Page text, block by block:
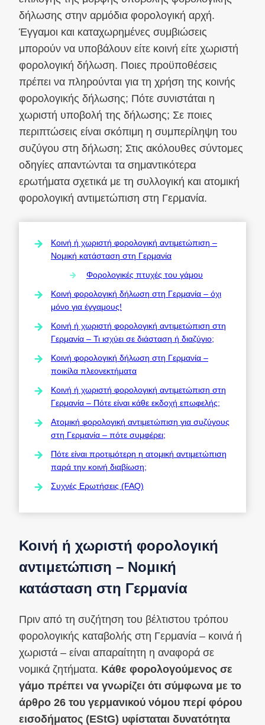
δήλωσης στην αρμόδια φορολογική αρχή.
Έγγαμοι και καταχωρημένες συμβιώσεις
μπορούν να υποβάλουν είτε κοινή είτε χωριστή
φορολογική δήλωση. Ποιες προϋποθέσεις
πρέπει να πληρούνται για τη χρήση της κοινής
φορολογικής δήλωσης; Πότε συνιστάται η
χωριστή υποβολή της δήλωσης; Σε ποιες
περιπτώσεις είναι σκόπιμη η συμπερίληψη του
συζύγου στη δήλωση; Στις ακόλουθες σύντομες
οδηγίες απαντώνται τα σημαντικότερα
ερωτήματα σχετικά με τη συλλογική και ατομική
φορολογική αντιμετώπιση στη Γερμανία.
Κοινή ή χωριστή φορολογική αντιμετώπιση –
Νομική κατάσταση στη Γερμανία
Φορολογικές πτυχές του γάμου
Κοινή φορολογική δήλωση στη Γερμανία – όχι
μόνο για έγγαμους!
Κοινή ή χωριστή φορολογική αντιμετώπιση στη
Γερμανία – Τι ισχύει σε διάσταση ή διαζύγιο;
Κοινή φορολογική δήλωση στη Γερμανία –
ποικίλα πλεονεκτήματα
Κοινή ή χωριστή φορολογική αντιμετώπιση στη
Γερμανία – Πότε είναι κάθε εκδοχή επωφελής;
Ατομική φορολογική αντιμετώπιση για συζύγους
στη Γερμανία – πότε συμφέρει;
Πότε είναι προτιμότερη η ατομική αντιμετώπιση
παρά την κοινή διαβίωση;
Συχνές Ερωτήσεις (FAQ)
Κοινή ή χωριστή φορολογική
αντιμετώπιση – Νομική
κατάσταση στη Γερμανία
Πριν από τη συζήτηση του βέλτιστου τρόπου
φορολογικής καταβολής στη Γερμανία – κοινά ή
χωριστά – είναι απαραίτητη η αναφορά σε
νομικά ζητήματα. Κάθε φορολογούμενος σε
γάμο πρέπει να γνωρίζει ότι σύμφωνα με το
άρθρο 26 του γερμανικού νόμου περί φόρου
εισοδήματος (EStG) υφίσταται δυνατότητα